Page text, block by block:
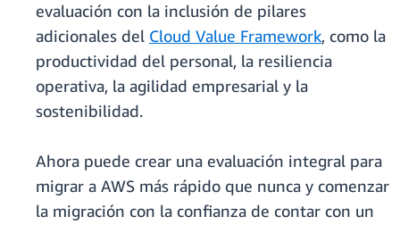
evaluación con la inclusión de pilares
adicionales del Cloud Value Framework, como la
productividad del personal, la resiliencia
operativa, la agilidad empresarial y la
sostenibilidad.
Ahora puede crear una evaluación integral para
migrar a AWS más rápido que nunca y comenzar
la migración con la confianza de contar con un